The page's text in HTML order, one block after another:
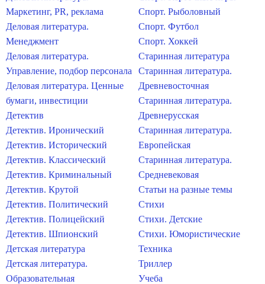
Маркетинг, PR, реклама
Деловая литература.
Менеджмент
Деловая литература.
Управление, подбор персонала
Деловая литература. Ценные
бумаги, инвестиции
Детектив
Детектив. Иронический
Детектив. Исторический
Детектив. Классический
Детектив. Криминальный
Детектив. Крутой
Детектив. Политический
Детектив. Полицейский
Детектив. Шпионский
Детская литература
Детская литература.
Образовательная
Спорт. Рыболовный
Спорт. Футбол
Спорт. Хоккей
Старинная литература
Старинная литература.
Древневосточная
Старинная литература.
Древнерусская
Старинная литература.
Европейская
Старинная литература.
Средневековая
Статьи на разные темы
Стихи
Стихи. Детские
Стихи. Юмористические
Техника
Триллер
Учеба